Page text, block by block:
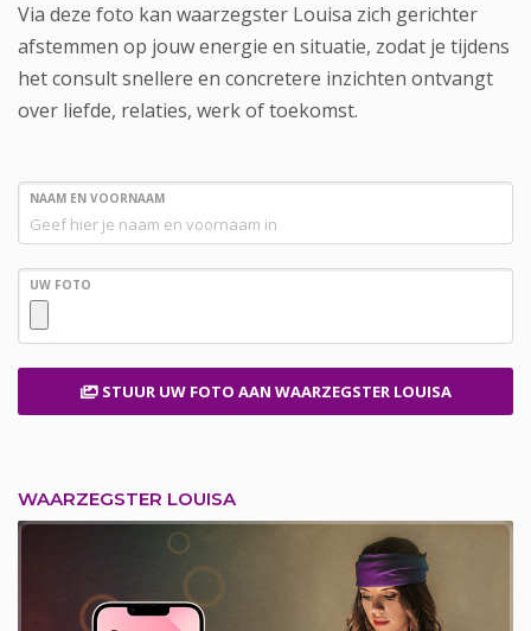
Via deze foto kan waarzegster Louisa zich gerichter
afstemmen op jouw energie en situatie, zodat je tijdens
het consult snellere en concretere inzichten ontvangt
over liefde, relaties, werk of toekomst.
NAAM EN VOORNAAM
UW FOTO
STUUR UW FOTO AAN WAARZEGSTER LOUISA
WAARZEGSTER LOUISA